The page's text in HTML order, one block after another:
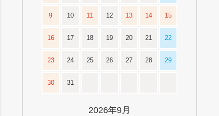
9 10 11 12 13 14 15
16 17 18 19 20 21 22
23 24 25 26 27 28 29
30 31
2026年9月